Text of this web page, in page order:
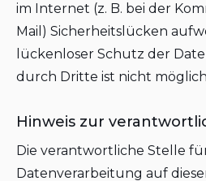
im Internet (z. B. bei der
Mail) Sicherheitslücken
lückenloser Schutz der
durch Dritte ist nicht
Hinweis zur
Die verantwortliche Stelle
Datenverarbeitung auf